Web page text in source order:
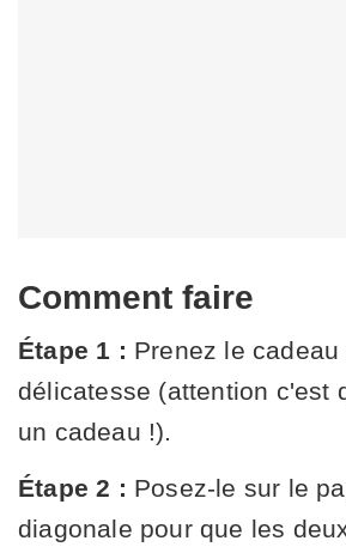
Comment faire
Étape 1 : Prenez le cadeau
délicatesse (attention c'est
un cadeau !).
Étape 2 : Posez-le sur le
diagonale pour que les